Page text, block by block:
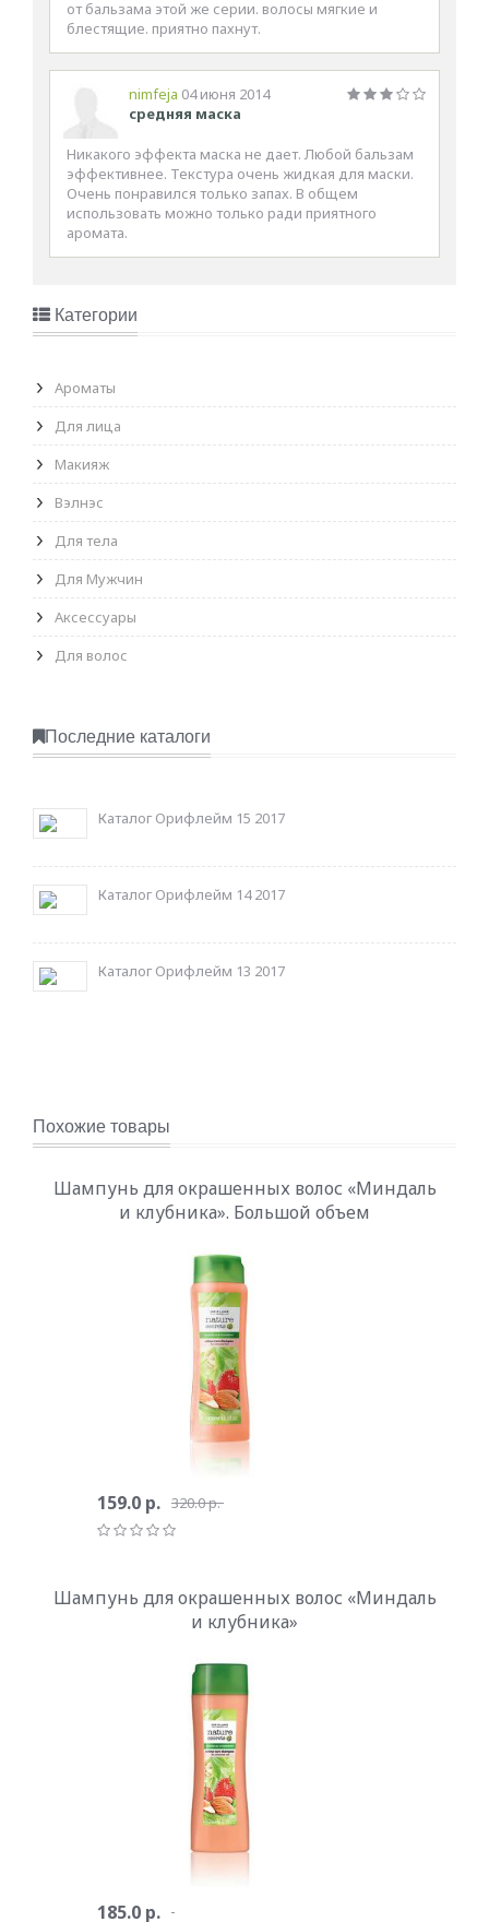
от бальзама этой же серии. волосы мягкие и
блестящие. приятно пахнут.
nimfeja 04 июня 2014
средняя маска
Никакого эффекта маска не дает. Любой бальзам
эффективнее. Текстура очень жидкая для маски.
Очень понравился только запах. В общем
использовать можно только ради приятного
аромата.
Категории
Ароматы
Для лица
Макияж
Вэлнэс
Для тела
Для Мужчин
Аксессуары
Для волос
Последние каталоги
Каталог Орифлейм 15 2017
Каталог Орифлейм 14 2017
Каталог Орифлейм 13 2017
Похожие товары
Шампунь для окрашенных волос «Миндаль
и клубника». Большой объем
159.0 р. 320.0 р.
Шампунь для окрашенных волос «Миндаль
и клубника»
185.0 р.